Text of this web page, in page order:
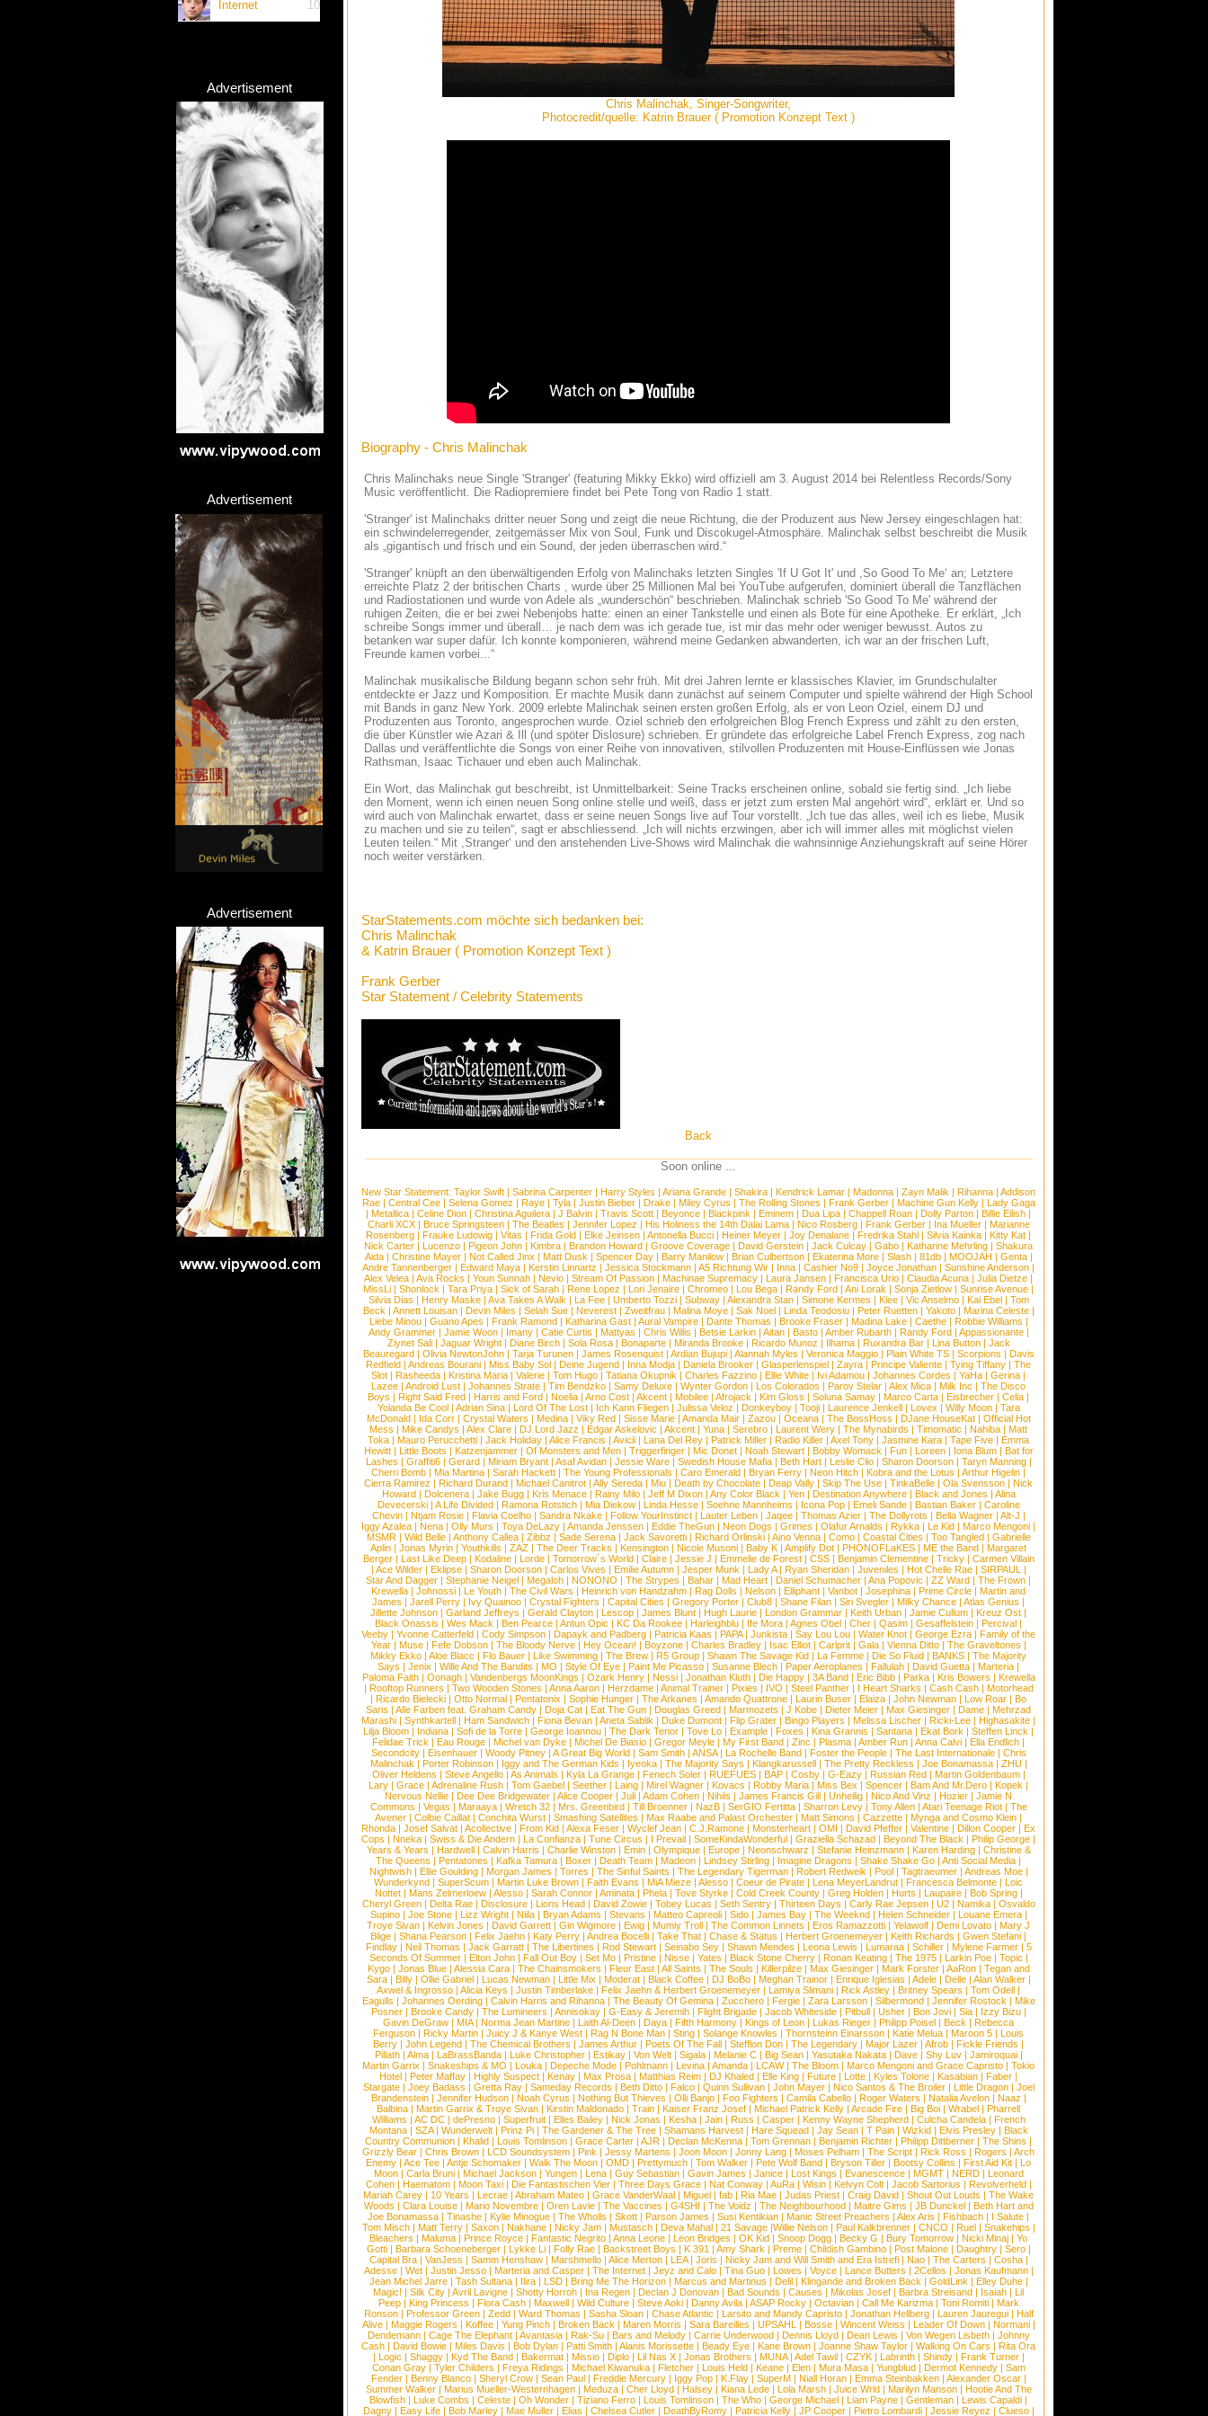
Internet 10
Advertisement
Advertisement
Advertisement
Chris Malinchak, Singer-Songwriter,
Photocredit/quelle: Katrin Brauer ( Promotion Konzept Text )
Biography - Chris Malinchak
Chris Malinchaks neue Single 'Stranger' (featuring Mikky Ekko) wird offiziell am 3. August 2014 bei Relentless Records/Sony
Music veröffentlicht. Die Radiopremiere findet bei Pete Tong von Radio 1 statt.
'Stranger' ist Malinchaks dritter neuer Song und zeigt die neue Richtung, die der Produzent aus New Jersey eingeschlagen hat:
ein schwindelerregender, zeitgemässer Mix von Soul, Funk und Discokugel-Atmosphäre. Malinchak selbst beschreibt die Musik
als „gigantisch und frisch und ein Sound, der jeden überraschen wird.“
'Stranger' knüpft an den überwältigenden Erfolg von Malinchaks letzten Singles 'If U Got It' und ,So Good To Me‘ an; Letztere
erreichte Platz 2 der britischen Charts , wurde über 25 Millionen Mal bei YouTube aufgerufen, dominiert überall die Tanzflächen
und Radiostationen und wurde von Adele als „wunderschön“ beschrieben. Malinchak schrieb 'So Good To Me' während der
ruhigen Zeiten, die er bei zwei Nebenjobs hatte: einen an einer Tankstelle und einen als Bote für eine Apotheke. Er erklärt, „Ich
schreibe Songs immer und überall… je nach dem was ich gerade tue, ist mir das mehr oder weniger bewusst. Autos zu
betanken war super dafür. Ich konnte komponieren, während meine Gedanken abwanderten, ich war an der frischen Luft,
Freunde kamen vorbei...“
Malinchak musikalische Bildung begann schon sehr früh. Mit drei Jahren lernte er klassisches Klavier, im Grundschulalter
entdeckte er Jazz und Komposition. Er machte Musik dann zunächst auf seinem Computer und spielte während der High School
mit Bands in ganz New York. 2009 erlebte Malinchak seinen ersten großen Erfolg, als er von Leon Oziel, einem DJ und
Produzenten aus Toronto, angesprochen wurde. Oziel schrieb den erfolgreichen Blog French Express und zählt zu den ersten,
die über Künstler wie Azari & Ill (und spöter Dislosure) schrieben. Er gründete das erfolgreiche Label French Express, zog nach
Dallas und veräffentlichte die Songs von einer Reihe von innovativen, stilvollen Produzenten mit House-Einflüssen wie Jonas
Rathsman, Isaac Tichauer und eben auch Malinchak.
Ein Wort, das Malinchak gut beschreibt, ist Unmittelbarkeit: Seine Tracks erscheinen online, sobald sie fertig sind. „Ich liebe
den Moment, wenn ich einen neuen Song online stelle und weiß, dass er jetzt zum ersten Mal angehört wird“, erklärt er. Und so
wird auch von Malinchak erwartet, dass er seine neuen Songs live auf Tour vorstellt. „Ich tue das alles, weil ich es liebe, Musik
zu machen und sie zu teilen“, sagt er abschliessend. „Ich will nichts erzwingen, aber ich will immer alles mit möglichst vielen
Leuten teilen.“ Mit ,Stranger‘ und den anstehenden Live-Shows wird Malinchak die wahnsinnige Anziehungskraft auf seine Hörer
noch weiter verstärken.
StarStatements.com möchte sich bedanken bei:
Chris Malinchak
& Katrin Brauer ( Promotion Konzept Text )
Frank Gerber
Star Statement / Celebrity Statements
Back
Soon online ...
New Star Statement: Taylor Swift | Sabrina Carpenter | Harry Styles | Ariana Grande | Shakira | Kendrick Lamar | Madonna | Zayn Malik | Rihanna | Addison
Rae| Central Cee| Selena Gomez | Raye| Tyla| Justin Bieber| Drake| Miley Cyrus | The Rolling Stones | Frank Gerber| Machine Gun Kelly| Lady Gaga
| Metallica | Celine Dion | Christina Aguilera | J Balvin | Travis Scott | Beyonce | Blackpink | Eminem | Dua Lipa | Chappell Roan | Dolly Parton | Billie Eilish |
Charli XCX| Bruce Springsteen| The Beatles | Jennifer Lopez | His Holiness the 14th Dalai Lama| Nico Rosberg| Frank Gerber| Ina Mueller| Marianne
Rosenberg | Frauke Ludowig | Vitas | Frida Gold | Elke Jeinsen | Antonella Bucci | Heiner Meyer | Joy Denalane | Fredrika Stahl | Silvia Kainka | Kitty Kat |
Nick Carter | Lucenzo | Pigeon John | Kimbra | Brandon Howard | Groove Coverage | David Gerstein | Jack Culcay | Gabo | Katharine Mehrling | Shakura
Aida| Christine Mayer| Not Called Jinx | Matt Dusk | Spencer Day| Barry Manilow| Brian Culbertson| Ekaterina More| Slash| 81db| MOOJAH | Genta|
Andre Tannenberger | Edward Maya | Kerstin Linnartz | Jessica Stockmann | A5 Richtung Wir | Inna | Cashier No9 | Joyce Jonathan | Sunshine Anderson |
Alex Velea | Ava Rocks | Youn Sunnah | Nevio | Stream Of Passion | Machinae Supremacy | Laura Jansen | Francisca Urio | Claudia Acuna | Julia Dietze |
MissLi | Shonlock | Tara Priya | Sick of Sarah | Rene Lopez | Lori Jenaire | Chromeo | Lou Bega | Randy Ford | Ani Lorak | Sonja Zietlow | Sunrise Avenue |
Silvia Dias | Henry Maske| Ava Takes A Walk | La Fee| Umberto Tozzi| Subway| Alexandra Stan| Simone Kermes | Klee| Vic Anselmo| Kai Ebel| Tom
Beck | Annett Louisan| Devin Miles | Selah Sue| Neverest| Zweitfrau| Malina Moye| Sak Noel| Linda Teodosiu| Peter Ruetten| Yakoto| Marina Celeste|
Liebe Minou| Guano Apes | Frank Ramond| Katharina Gast| Aural Vampire| Dante Thomas | Brooke Fraser| Madina Lake| Caethe| Robbie Williams |
Andy Grammer| Jamie Woon| Imany| Catie Curtis | Mattyas | Chris Willis | Betsie Larkin| Aitan| Basto| Amber Rubarth| Randy Ford| Appassionante|
Ziynet Sali| Jaguar Wright| Diane Birch| Sola Rosa| Bonaparte| Miranda Brooke| Ricardo Munoz | Ilhama| Ruxandra Bar| Lina Button| Jack
Beauregard| Olivia NewtonJohn| Tarja Turunen| James Rosenquist| Ardian Bujupi| Alannah Myles | Veronica Maggio| Plain White TS| Scorpions | Davis
Redfield | Andreas Bourani | Miss Baby Sol | Deine Jugend | Inna Modja | Daniela Brooker | Glasperlenspiel | Zayra | Principe Valiente | Tying Tiffany | The
Slot | Rasheeda | Kristina Maria | Valerie | Tom Hugo | Tatiana Okupnik | Charles Fazzino | Ellie White | Ivi Adamou | Johannes Cordes | YaHa | Gerina |
Lazee | Android Lust | Johannes Strate | Tim Bendzko | Samy Deluxe | Wynter Gordon | Los Colorados | Parov Stelar | Alex Mica | Milk Inc | The Disco
Boys | Right Said Fred | Harris and Ford | Noelia | Arno Cost | Akcent | Mobilee | Afrojack | Kim Gloss | Soluna Samay | Marco Carta | Eisbrecher | Celia |
Yolanda Be Cool| Adrian Sina| Lord Of The Lost| Ich Kann Fliegen| Julissa Veloz | Donkeyboy| Tooji| Laurence Jenkell| Lovex | Willy Moon| Tara
McDonald| Ida Corr| Crystal Waters | Medina| Viky Red| Sisse Marie| Amanda Mair| Zazou| Oceana| The BossHoss | DJane HouseKat| Official Hot
Mess | Mike Candys | Alex Clare | DJ Lord Jazz | Edgar Askelovic | Akcent | Yuna | Serebro | Laurent Wery | The Mynabirds | Timomatic | Nahiba | Matt
Toka | Mauro Perucchetti | Jack Holiday | Alice Francis | Avicii | Lana Del Rey | Patrick Miller | Radio Killer | Axel Tony | Jasmine Kara | Tape Five | Emma
Hewitt| Little Boots | Katzenjammer| Of Monsters and Men| Triggerfinger| Mic Donet| Noah Stewart| Bobby Womack | Fun| Loreen| Iona Blum| Bat for
Lashes | Graffiti6| Gerard| Miriam Bryant| Asaf Avidan| Jessie Ware| Swedish House Mafia| Beth Hart| Leslie Clio| Sharon Doorson| Taryn Manning|
Cherri Bomb | Mia Martina | Sarah Hackett | The Young Professionals | Caro Emerald | Bryan Ferry | Neon Hitch | Kobra and the Lotus | Arthur Higelin |
Cierra Ramirez | Richard Durand | Michael Canitrot | Ally Sereda | Miu | Death by Chocolate | Deap Vally | Skip The Use | TinkaBelle | Ola Svensson | Nick
Howard| Dolcenera| Jake Bugg| Kris Menace| Rainy Milo| Jeff M Dixon| Any Color Black | Yen| Destination Anywhere| Black and Jones | Alina
Devecerski| A Life Divided| Ramona Rotstich| Mia Diekow| Linda Hesse| Soehne Mannheims | Icona Pop| Emeli Sande| Bastian Baker| Caroline
Chevin| Ntjam Rosie| Flavia Coelho| Sandra Nkake| Follow YourInstinct| Lauter Leben| Jaqee| Thomas Azier| The Dollyrots | Bella Wagner| Alt-J |
Iggy Azalea | Nena | Olly Murs | Toya DeLazy | Amanda Jenssen | Eddie TheGun | Neon Dogs | Grimes | Olafur Arnalds | Rykka | Le Kid | Marco Mengoni |
MSMR| Wild Belle| Anthony Callea| Zibbz | Sade Serena| Jack Savoretti| Richard Orlinski| Aino Venna| Como| Coastal Cities | Too Tangled| Gabrielle
Aplin | Jonas Myrin | Youthkills | ZAZ | The Deer Tracks | Kensington | Nicole Musoni | Baby K | Amplify Dot | PHONOFLaKES | ME the Band | Margaret
Berger| Last Like Deep| Kodaline| Lorde| Tomorrow´s World| Claire| Jessie J | Emmelie de Forest| CSS| Benjamin Clementine| Tricky| Carmen Villain
| Ace Wilder| Eklipse| Sharon Doorson| Carlos Vives | Emilie Autumn| Jesper Munk | Lady A| Ryan Sheridan| Juveniles | Hot Chelle Rae| SIRPAUL
|
Star And Dagger | Stephanie Neigel | Megaloh | NONONO | The Strypes | Bahar | Mad Heart | Daniel Schumacher | Ana Popovic | ZZ Ward | The Frown |
Krewella | Johnossi | Le Youth | The Civil Wars | Heinrich von Handzahm | Rag Dolls | Nelson | Elliphant | Vanbot | Josephina | Prime Circle | Martin and
James | Jarell Perry | Ivy Quainoo | Crystal Fighters | Capital Cities | Gregory Porter | Club8 | Shane Filan | Siri Svegler | Milky Chance | Atlas Genius |
Jillette Johnson | Garland Jeffreys | Gerald Clayton | Lescop | James Blunt | Hugh Laurie | London Grammar | Keith Urban | Jamie Cullum | Kreuz Ost |
Black Onassis | Wes Mack | Ben Pearce | Antun Opic | KC Da Rookee | Harleighblu | Ife Mora | Agnes Obel | Cher | Qasim | Gesaffelstein | Percival |
Veeby | Yvonne Catterfeld | Cody Simpson | Dapayk and Padberg | Patricia Kaas | PAPA| Junkista | Say Lou Lou | Water Knot | George Ezra | Family of the
Year| Muse| Fefe Dobson| The Bloody Nerve| Hey Ocean! | Boyzone| Charles Bradley| Isac Elliot| Carlprit| Gala| Vienna Ditto| The Graveltones |
Mikky Ekko | Aloe Blacc | Flo Bauer | Like Swimming | The Brew | R5 Group | Shawn The Savage Kid | La Femme | Die So Fluid | BANKS | The Majority
Says | Jenix | Wille And The Bandits | MO | Style Of Eye | Paint Me Picasso | Susanne Blech | Paper Aeroplanes | Fallulah | David Guetta | Marteria |
Paloma Faith| Oonagh| Vandenbergs MoonKings | Ozark Henry| Nessi| Jonathan Kluth| Die Happy| 3A Band| Eric Bibb| Parka| Kris Bowers | Krewella
| Rooftop Runners | Two Wooden Stones | Anna Aaron| Herzdame| Animal Trainer| Pixies | IVO | Steel Panther| I Heart Sharks | Cash Cash| Motorhead
| Ricardo Bielecki | Otto Normal | Pentatonix | Sophie Hunger | The Arkanes | Amando Quattrone | Laurin Buser | Elaiza | John Newman | Low Roar | Bo
Saris | Alle Farben feat. Graham Candy | Doja Cat | Eat The Gun | Douglas Greed | Marmozets | J Kobe | Dieter Meier | Max Giesinger | Dame | Mehrzad
Marashi | Synthkartell | Ham Sandwich | Fiona Bevan | Aneta Sablik | Duke Dumont | Flip Grater | Bingo Players | Melissa Lischer | Ricki-Lee | Highasakite |
Lilja Bloom | Indiana | Sofi de la Torre | George Ioannou | The Dark Tenor | Tove Lo | Example | Foxes | Kina Grannis | Santana | Ekat Bork | Steffen Linck |
Felidae Trick | Eau Rouge | Michel van Dyke | Michel De Biasio | Gregor Meyle | My First Band | Zinc | Plasma | Amber Run | Anna Calvi | Ella Endlich |
Secondcity| Eisenhauer| Woody Pitney| A Great Big World| Sam Smith| ANSA| La Rochelle Band| Foster the People| The Last Internationale| Chris
Malinchak | Porter Robinson| Iggy and The German Kids | Iyeoka| The Majority Says | Klangkarussell| The Pretty Reckless | Joe Bonamassa| ZHU|
Oliver Heldens | Steve Angello| As Animals | Kyla La Grange| Fenech Soler| RUEFUES| BAP| Cosby| G-Eazy| Russian Red| Martin Goldenbaum|
Lary | Grace | Adrenaline Rush | Tom Gaebel | Seether | Laing | Mirel Wagner | Kovacs | Robby Maria | Miss Bex | Spencer | Bam And Mr.Dero | Kopek |
Nervous Nellie | Dee Dee Bridgewater | Alice Cooper | Juli | Adam Cohen | Nihils | James Francis Gill | Unheilig | Nico And Vinz | Hozier | Jamie N
Commons | Vegas | Maraaya| Wretch 32| Mrs. Greenbird| Till Broenner| NazB| SerGIO Fertitta| Sharron Levy| Tony Allen| Atari Teenage Riot| The
Avener | Colbie Caillat | Conchita Wurst | Smashing Satellites | Max Raabe and Palast Orchester | Matt Simons | Cazzette | Mynga and Cosmo Klein |
Rhonda | Josef Salvat | Acollective | From Kid | Alexa Feser | Wyclef Jean | C.J.Ramone | Monsterheart | OMI | David Pfeffer | Valentine | Dillon Cooper | Ex
Cops | Nneka | Swiss & Die Andern | La Confianza | Tune Circus | I Prevail | SomeKindaWonderful | Graziella Schazad | Beyond The Black | Philip George |
Years & Years | Hardwell| Calvin Harris | Charlie Winston| Emin| Olympique| Europe| Neonschwarz | Stefanie Heinzmann| Karen Harding| Christine &
The Queens | Pentatones | Kafka Tamura | Boxer | Death Team | Madeon | Lindsey Stirling | Imagine Dragons | Shake Shake Go | Anti Social Media |
Nightwish| Ellie Goulding| Morgan James | Torres | The Sinful Saints | The Legendary Tigerman| Robert Redweik | Pool| Tagtraeumer| Andreas Moe|
Wunderkynd | SuperScum | Martin Luke Brown | Faith Evans | MiA Mieze | Alesso | Coeur de Pirate | Lena MeyerLandrut | Francesca Belmonte | Loic
Nottet| Mans Zelmerloew| Alesso| Sarah Connor| Aminata| Phela| Tove Styrke| Cold Creek County| Greg Holden| Hurts | Laupaire| Bob Spring|
Cheryl Green| Delta Rae| Disclosure| Lions Head| David Zowie| Tobey Lucas | Seth Sentry| Thirteen Days | Carly Rae Jepsen| U2| Namika| Osvaldo
Supino| Joe Stone| Lizz Wright| Niila| Bryan Adams | Stevans | Matteo Capreoli| Sido| James Bay| The Weeknd| Helen Schneider| Louane Emera|
Troye Sivan | Kelvin Jones | David Garrett | Gin Wigmore | Ewig | Mumiy Troll | The Common Linnets | Eros Ramazzotti | Yelawolf | Demi Lovato | Mary J
Blige | Shana Pearson | Felix Jaehn | Katy Perry | Andrea Bocelli | Take That | Chase & Status | Herbert Groenemeyer | Keith Richards | Gwen Stefani |
Findlay| Neil Thomas | Jack Garratt| The Libertines | Rod Stewart| Seinabo Sey| Shawn Mendes | Leona Lewis | Lumaraa| Schiller| Mylene Farmer| 5
Seconds Of Summer| Elton John| Fall Out Boy| Set Mo| Pristine| Nisse| Yates | Black Stone Cherry| Ronan Keating| The 1975| Larkin Poe| Topic |
Kygo| Jonas Blue| Alessia Cara| The Chainsmokers | Fleur East| All Saints | The Souls | Killerpilze| Max Giesinger| Mark Forster| AaRon| Tegan and
Sara| Billy| Ollie Gabriel| Lucas Newman| Little Mix | Moderat| Black Coffee| DJ BoBo| Meghan Trainor| Enrique Iglesias | Adele| Delle| Alan Walker|
Axwel & Ingrosso | Alicia Keys | Justin Timberlake | Felix Jaehn & Herbert Groenemeyer | Lamiya Slimani | Rick Astley | Britney Spears | Tom Odell |
Eagulls | Johannes Oerding| Calvin Harris and Rihanna| The Beauty Of Gemina| Zucchero| Fergie| Zara Larsson| Silbermond| Jennifer Rostock | Mike
Posner| Brooke Candy| The Lumineers | Annisokay| G-Easy & Jeremih| Flight Brigade| Jacob Whiteside| Pitbull| Usher| Bon Jovi| Sia| Izzy Bizu|
Gavin DeGraw | MIA| Norma Jean Martine | Laith Al-Deen | Daya | Fifth Harmony | Kings of Leon | Lukas Rieger | Philipp Poisel | Beck | Rebecca
Ferguson | Ricky Martin | Juicy J & Kanye West | Rag N Bone Man | Sting | Solange Knowles | Thornsteinn Einarsson | Katie Melua | Maroon 5 | Louis
Berry | John Legend | The Chemical Brothers | James Arthur | Poets Of The Fall | Stefflon Don | The Legendary | Major Lazer | Afrob | Fickle Friends |
Pillath| Alma| LaBrassBanda| Luke Christopher| Estikay| Von Welt| Sigala| Melanie C| Big Sean| Yasutaka Nakata| Dave| Shy Luv| Jamiroquai|
Martin Garrix | Snakeships & MO | Louka | Depeche Mode | Pohlmann | Levina | Amanda | LCAW| The Bloom | Marco Mengoni and Grace Capristo | Tokio
Hotel | Peter Maffay | Highly Suspect | Kenay | Max Prosa | Matthias Reim | DJ Khaled | Elle King | Future | Lotte | Kyles Tolone | Kasabian | Faber |
Stargate| Joey Badass | Gretta Ray| Sameday Records | Beth Ditto| Falco| Quinn Sullivan| John Mayer| Nico Santos & The Broiler| Little Dragon| Joel
Brandenstein| Jennifer Hudson| Noah Cyrus | Nothing But Thieves | Olli Banjo| Foo Fighters | Camila Cabello| Roger Waters | Natalia Avelon| Naaz |
Balbina | Martin Garrix & Troye Sivan | Kirstin Maldonado | Train | Kaiser Franz Josef | Michael Patrick Kelly | Arcade Fire | Big Boi | Wrabel | Pharrell
Williams | AC DC| dePresno| Superfruit| Elles Bailey| Nick Jonas | Kesha| Jain| Russ | Casper| Kenny Wayne Shepherd| Culcha Candela| French
Montana| SZA| Wunderwelt| Prinz Pi| The Gardener & The Tree| Shamans Harvest| Hare Squead| Jay Sean| T Pain| Wizkid| Elvis Presley| Black
Country Communion | Khalid | Louis Tomlinson | Grace Carter | AJR | Declan McKenna | Tom Grennan | Benjamin Richter | Philipp Dittberner | The Shins |
Grizzly Bear | Chris Brown | LCD Soundsystem | Pink | Jessy Martens | Joon Moon | Jonny Lang | Moses Pelham | The Script | Rick Ross | Rogers | Arch
Enemy | Ace Tee | Antje Schomaker | Walk The Moon | OMD | Prettymuch | Tom Walker | Pete Wolf Band | Bryson Tiller | Bootsy Collins | First Aid Kit | Lo
Moon| Carla Bruni| Michael Jackson| Yungen| Lena| Guy Sebastian| Gavin James | Janice| Lost Kings | Evanescence| MGMT| NERD| Leonard
Cohen| Haematom| Moon Taxi| Die Fantastischen Vier| Three Days Grace| Nat Conway| AuRa| Wisin| Kelvyn Colt| Jacob Sartorius | Revolverheld|
Mariah Carey | 10 Years | Lecrae | Abraham Mateo | Grace VanderWaal | Miguel | fab | Ria Mae | Judas Priest | Craig David | Shout Out Louds | The Wake
Woods | Clara Louise| Mario Novembre| Oren Lavie| The Vaccines | G4SHI | The Voidz | The Neighbourhood| Maitre Gims | JB Dunckel| Beth Hart and
Joe Bonamassa | Tinashe | Kylie Minogue | The Wholls | Skott | Parson James | Susi Kentikian | Manic Street Preachers | Alex Aris | Fishbach | I Salute |
Tom Misch| Matt Terry| Saxon| Nakhane| Nicky Jam| Mustasch| Deva Mahal| 21 Savage|Willie Nelson| Paul Kalkbrenner| CNCO | Ruel| Snakehips |
Bleachers | Maluma | Prince Royce | Fantastic Negrito | Anna Leone | Leon Bridges | OK Kid | Snoop Dogg | Becky G | Bury Tomorrow | Nicki Minaj | Yo
Gotti| Barbara Schoeneberger| Lykke Li| Folly Rae| Backstreet Boys | K 391 | Amy Shark | Preme| Childish Gambino| Post Malone| Daughtry| Sero|
Capital Bra| VanJess | Samm Henshaw| Marshmello| Alice Merton| LEA| Joris | Nicky Jam and Will Smith and Era Istrefi| Nao| The Carters | Cosha|
Adesse| Wet| Justin Jesso| Marteria and Casper| The Internet| Jeyz and Calo| Tina Guo| Lowes | Voyce| Lance Butters | 2Cellos | Jonas Kaufmann|
Jean Michel Jarre| Tash Sultana| Ilira| LSD| Bring Me The Horizon| Marcus and Martinus | Delil| Klingande and Broken Back | GoldLink | Elley Duhe|
Magic! | Silk City | Avril Lavigne | Shotty Horroh | Ina Regen | Declan J Donovan | Bad Sounds | Causes | Mikolas Josef | Barbra Streisand | Isaiah | Lil
Peep| King Princess | Flora Cash| Maxwell| Wild Culture| Steve Aoki| Danny Avila| ASAP Rocky| Octavian| Call Me Karizma| Toni Romiti| Mark
Ronson| Professor Green| Zedd| Ward Thomas | Sasha Sloan| Chase Atlantic | Larsito and Mandy Capristo| Jonathan Hellberg| Lauren Jauregui| Half
Alive| Maggie Rogers | Koffee| Yung Pinch| Broken Back | Maren Morris | Sara Bareilles | UPSAHL | Bosse| Wincent Weiss | Leader Of Down| Normani|
Dendemann| Cage The Elephant| Avantasia| Rak-Su| Bars and Melody| Carrie Underwood| Dennis Lloyd| Dean Lewis | Von Wegen Lisbeth| Johnny
Cash | David Bowie | Miles Davis | Bob Dylan | Patti Smith | Alanis Morissette | Beady Eye | Kane Brown | Joanne Shaw Taylor | Walking On Cars | Rita Ora
| Logic | Shaggy| Kyd The Band| Bakermat| Missio| Diplo| Lil Nas X| Jonas Brothers | MUNA| Adel Tawil| CZYK| Labrinth| Shindy| Frank Turner|
Conan Gray| Tyler Childers | Freya Ridings | Michael Kiwanuka| Fletcher| Louis Held| Keane| Elen| Mura Masa| Yungblud| Dermot Kennedy| Sam
Fender| Benny Blanco| Sheryl Crow| Sean Paul| Freddie Mercury| Iggy Pop| K.Flay| SuperM| Niall Horan| Emma Steinbakken| Alexander Oscar|
Summer Walker| Marius Mueller-Westernhagen| Meduza| Cher Lloyd| Halsey| Kiana Lede| Lola Marsh| Juice Wrld| Marilyn Manson| Hootie And The
Blowfish | Luke Combs | Celeste | Oh Wonder | Tiziano Ferro | Louis Tomlinson | The Who | George Michael | Liam Payne | Gentleman | Lewis Capaldi |
Dagny| Easy Life| Bob Marley| Mae Muller| Elias | Chelsea Cutler| DeathByRomy| Patricia Kelly| JP Cooper| Pietro Lombardi| Jessie Reyez | Clueso|